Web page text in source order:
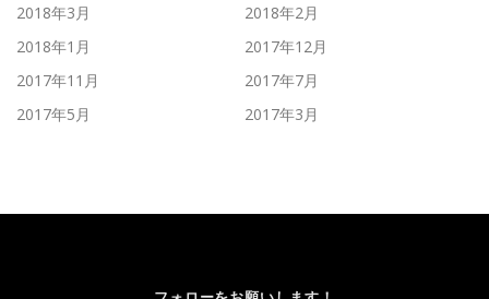
2018年3月
2018年2月
2018年1月
2017年12月
2017年11月
2017年7月
2017年5月
2017年3月